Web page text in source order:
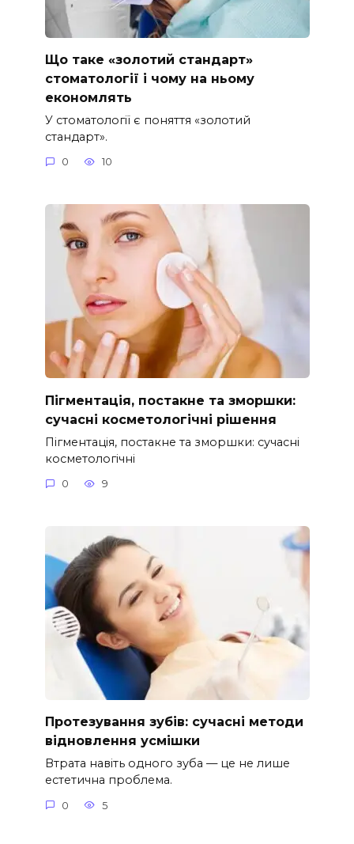
Що таке «золотий стандарт»
стоматології і чому на ньому
економлять
У стоматології є поняття «золотий
стандарт».
0 10
Пігментація, постакне та зморшки:
сучасні косметологічні рішення
Пігментація, постакне та зморшки: сучасні
косметологічні
0 9
Протезування зубів: сучасні методи
відновлення усмішки
Втрата навіть одного зуба — це не лише
естетична проблема.
0 5